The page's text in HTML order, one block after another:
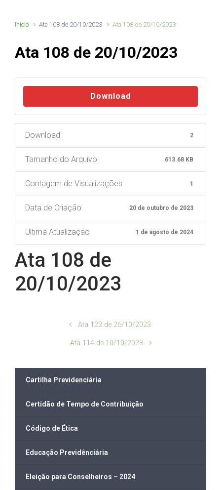
Início Ata 108 de 20/10/2023 Ata 108 de 20/10/2023
Ata 108 de 20/10/2023
Download
Download 2
Tamanho do Arquivo 613.68 KB
Contagem de Visualizações 1
Data de Criação 20 de outubro de 2023
Ultima Atualização 1 de agosto de 2024
Ata 108 de
20/10/2023
Ata 123 de 26/10/2023
Ata 114 de 10/10/2023
Cartilha Previdenciária
Certidão de Tempo de Contribuição
Código de Ética
Educação Previdênciária
Eleição para Conselheiros – 2024